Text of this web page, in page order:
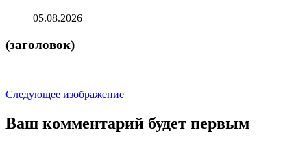
05.08.2026
(заголовок)
Следующее изображение
Ваш комментарий будет первым